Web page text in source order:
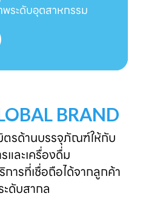
ระดับอุตสาหกรรม
BRAND
ตรด้านบรรจุภัณฑ์ให้กับ
และเครื่องดื่ม
ารที่เชื่อถือได้จากลูกค้า
ดับสากล